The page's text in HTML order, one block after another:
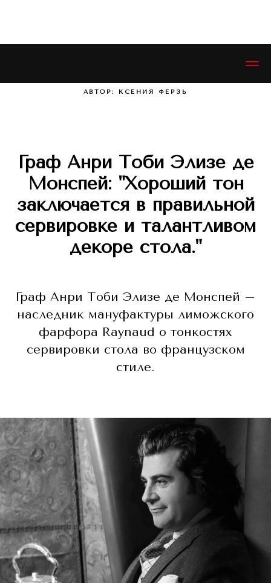
АВТОР: КСЕНИЯ ФЕРЗЬ
Граф Анри Тоби Элизе де
Монспей: "Хороший тон
заключается в правильной
сервировке и талантливом
декоре стола."
Граф Анри Тоби Элизе де Монспей –
наследник мануфактуры лиможского
фарфора Raynaud о тонкостях
сервировки стола во французском
стиле.